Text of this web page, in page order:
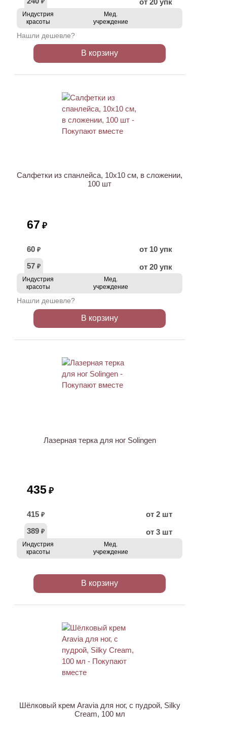
₽ от 20 упк
Индустрия
красоты
Мед.
учреждение
Нашли дешевле?
В корзину
Салфетки из спанлейса, 10х10 см, в сложении,
100 шт
67 ₽
60 ₽
от 10 упк
57 ₽ от 20 упк
Индустрия
красоты
Мед.
учреждение
Нашли дешевле?
В корзину
Лазерная терка для ног Solingen
435 ₽
415 ₽
от 2 шт
389 ₽ от 3 шт
Индустрия
красоты
Мед.
учреждение
В корзину
Шёлковый крем Aravia для ног, с пудрой, Silky
Cream, 100 мл